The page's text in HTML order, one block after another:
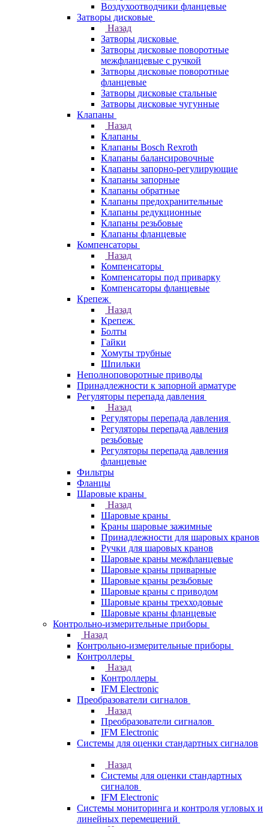
Воздухоотводчики фланцевые
Затворы дисковые
Назад
Затворы дисковые
Затворы дисковые поворотные
межфланцевые с ручкой
Затворы дисковые поворотные
фланцевые
Затворы дисковые стальные
Затворы дисковые чугунные
Клапаны
Назад
Клапаны
Клапаны Bosch Rexroth
Клапаны балансировочные
Клапаны запорно-регулирующие
Клапаны запорные
Клапаны обратные
Клапаны предохранительные
Клапаны редукционные
Клапаны резьбовые
Клапаны фланцевые
Компенсаторы
Назад
Компенсаторы
Компенсаторы под приварку
Компенсаторы фланцевые
Крепеж
Назад
Крепеж
Болты
Гайки
Хомуты трубные
Шпильки
Неполноповоротные приводы
Принадлежности к запорной арматуре
Регуляторы перепада давления
Назад
Регуляторы перепада давления
Регуляторы перепада давления
резьбовые
Регуляторы перепада давления
фланцевые
Фильтры
Фланцы
Шаровые краны
Назад
Шаровые краны
Краны шаровые зажимные
Принадлежности для шаровых кранов
Ручки для шаровых кранов
Шаровые краны межфланцевые
Шаровые краны приварные
Шаровые краны резьбовые
Шаровые краны с приводом
Шаровые краны трехходовые
Шаровые краны фланцевые
Контрольно-измерительные приборы
Назад
Контрольно-измерительные приборы
Контроллеры
Назад
Контроллеры
IFM Electronic
Преобразователи сигналов
Назад
Преобразователи сигналов
IFM Electronic
Системы для оценки стандартных сигналов
Назад
Системы для оценки стандартных
сигналов
IFM Electronic
Системы мониторинга и контроля угловых и
линейных перемещений